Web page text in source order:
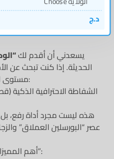
د.ج
يسعدني أن أقدم لك
الحديثة. إذا كنت تبحث عن
مستوى الاحتراف العالمي، فإليك العرض:
هذه ليست مجرد أداة رفع،
عصر “البورسلين العملاق”
أهم المميزات التي تجعلها “صفقة رابحة”: